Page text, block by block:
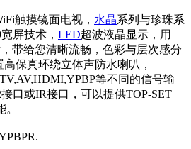
触摸镜面电视， 水晶系列与珍珠系
屏技术， LED超波液晶显示，用
带给您清晰流畅，色彩与层次感分
保真环绕立体声防水喇叭，
等不同的信号输
口或IR接口，可以提供TOP-SET